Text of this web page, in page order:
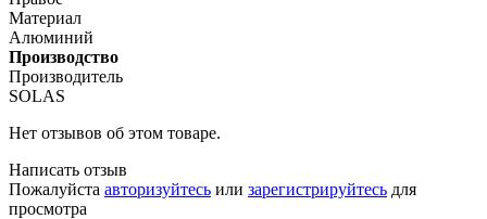
Материал
Алюминий
Производство
Производитель
SOLAS
Нет отзывов об этом товаре.
Написать отзыв
Пожалуйста авторизуйтесь или зарегистрируйтесь для
просмотра